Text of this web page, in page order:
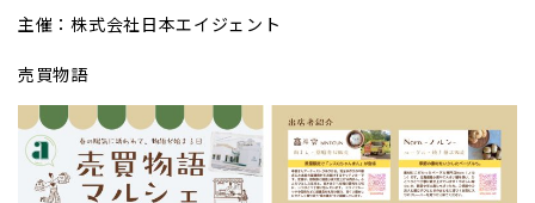
主催：株式会社日本エイジェント
売買物語